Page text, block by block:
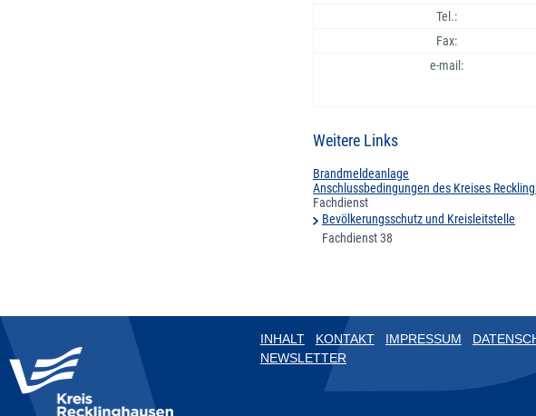
Tel.:
Fax:
e-mail:
Weitere Links
Brandmeldeanlage
Anschlussbedingungen des Kreises
Fachdienst
Bevölkerungsschutz und Kreisleitstelle
Fachdienst 38
INHALT KONTAKT IMPRESSUM
NEWSLETTER